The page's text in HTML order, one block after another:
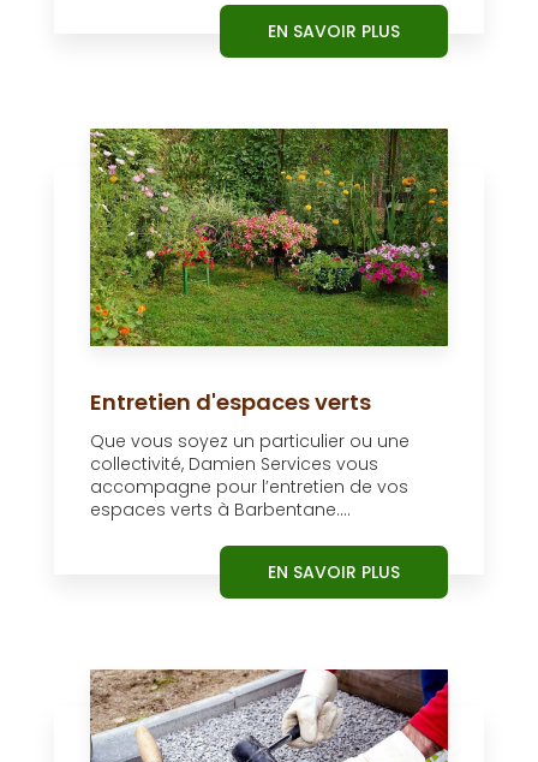
EN SAVOIR PLUS
Entretien d'espaces verts
Que vous soyez un particulier ou une
collectivité, Damien Services vous
accompagne pour l’entretien de vos
espaces verts à Barbentane....
EN SAVOIR PLUS